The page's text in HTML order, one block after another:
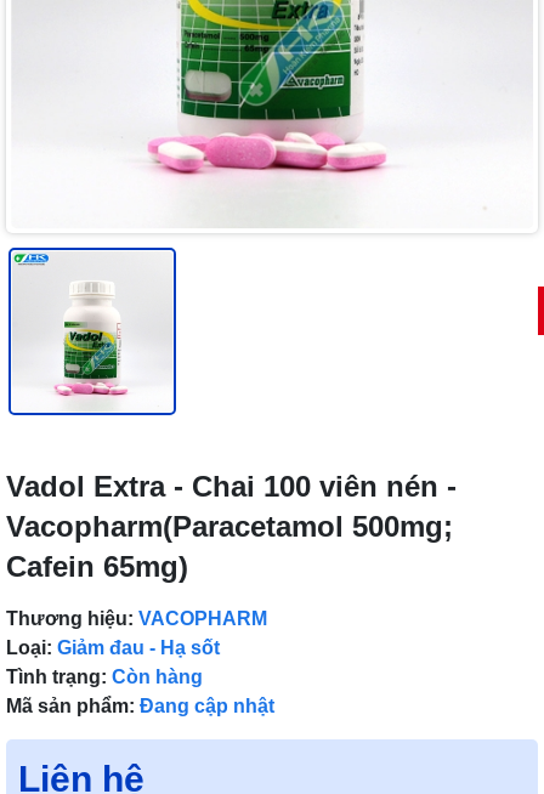
Vadol Extra - Chai 100 viên nén -
Vacopharm(Paracetamol 500mg;
Cafein 65mg)
Thương hiệu: VACOPHARM
Loại: Giảm đau - Hạ sốt
Tình trạng: Còn hàng
Mã sản phẩm: Đang cập nhật
Liên hệ